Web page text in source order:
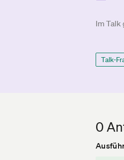
Im Talk
Talk-
0